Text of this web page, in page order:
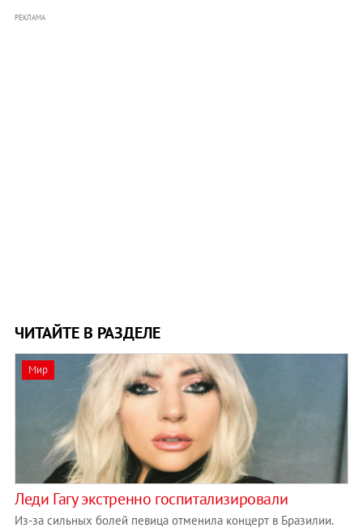
РЕКЛАМА
ЧИТАЙТЕ В РАЗДЕЛЕ
Мир
Леди Гагу экстренно госпитализировали
Из-за сильных болей певица отменила концерт в Бразилии.